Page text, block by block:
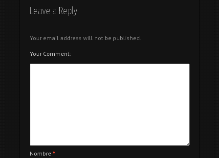
Leave a Reply
Your email address will not be published.
Your Comment:
Nombre *